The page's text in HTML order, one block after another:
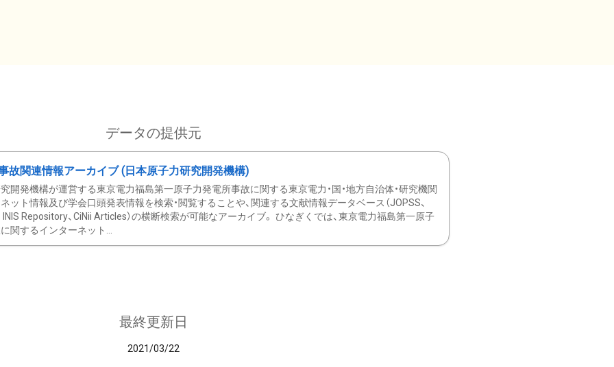
データの提供元
故関連情報アーカイブ (日本原子力研究開発機構)
開発機構が運営する東京電力福島第一原子力発電所事故に関する東京電力・国・地方自治体・研究機関
ット情報及び学会口頭発表情報を検索・閲覧することや、関連する文献情報データベース（JOPSS、
INIS Repository、CiNii Articles）の横断検索が可能なアーカイブ。 ひなぎくでは、東京電力福島第一原子
関するインターネット...
最終更新日
2021/03/22